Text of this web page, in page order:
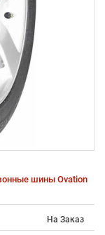
шины Ovation
На Заказ